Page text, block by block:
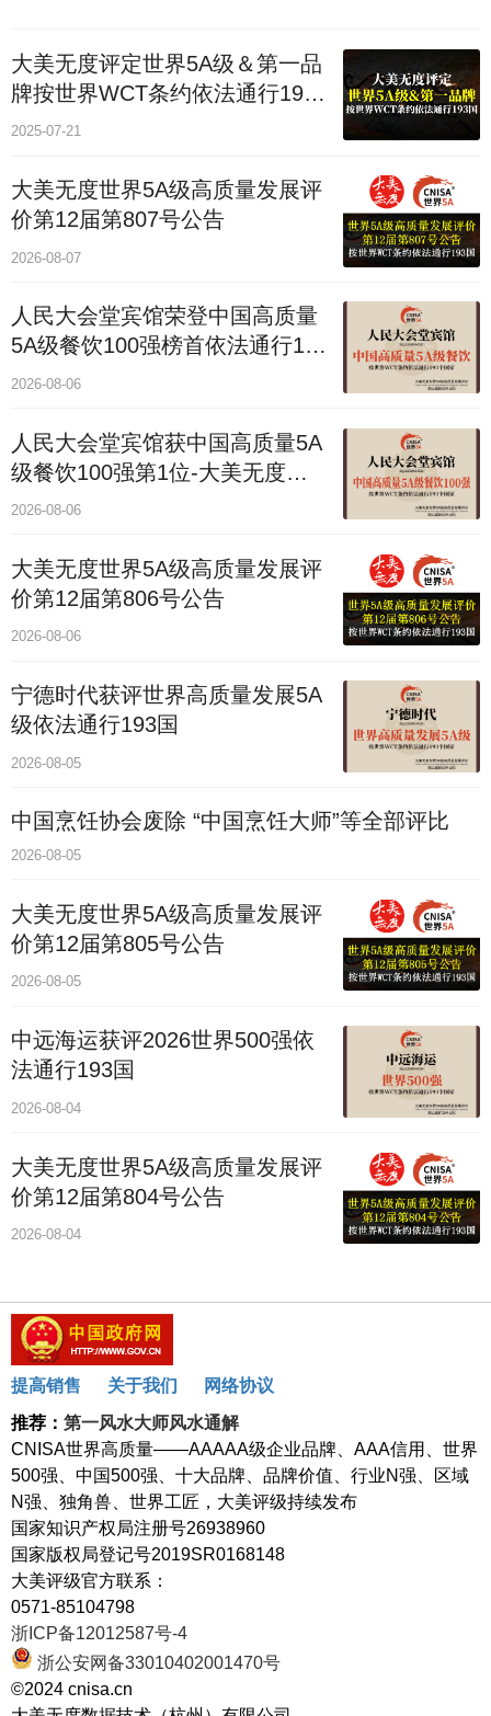
大美无度评定世界5A级＆第一品
牌按世界WCT条约依法通行193
个国家
2025-07-21
大美无度世界5A级高质量发展评
价第12届第807号公告
2026-08-07
人民大会堂宾馆荣登中国高质量
5A级餐饮100强榜首依法通行193
国
2026-08-06
人民大会堂宾馆获中国高质量5A
级餐饮100强第1位-大美无度评
价通193国
2026-08-06
大美无度世界5A级高质量发展评
价第12届第806号公告
2026-08-06
宁德时代获评世界高质量发展5A
级依法通行193国
2026-08-05
中国烹饪协会废除 “中国烹饪大师”等全部评比
2026-08-05
大美无度世界5A级高质量发展评
价第12届第805号公告
2026-08-05
中远海运获评2026世界500强依
法通行193国
2026-08-04
大美无度世界5A级高质量发展评
价第12届第804号公告
2026-08-04
提高销售 关于我们
网络协议
推荐： 第一风水大师风水通解
CNISA世界高质量——AAAAA级企业品牌、AAA信用、世界
500强、中国500强、十大品牌、品牌价值、行业N强、区域
N强、独角兽、世界工匠，大美评级持续发布
国家知识产权局注册号26938960
国家版权局登记号2019SR0168148
大美评级官方联系：
0571-85104798
浙ICP备12012587号-4
浙公安网备33010402001470号
©2024 cnisa.cn